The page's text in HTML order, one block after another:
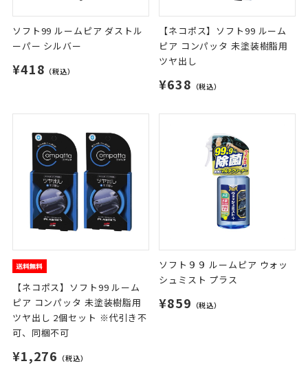
ソフト99 ルームピア ダストル
ーパー シルバー
¥418 （税込）
【ネコポス】ソフト99 ルーム
ピア コンパッタ 未塗装樹脂用
ツヤ出し
¥638 （税込）
【ネコポス】ソフト99 ルーム
ピア コンパッタ 未塗装樹脂用
ツヤ出し 2個セット ※代引き不
可、同梱不可
¥1,276 （税込）
ソフト９９ ルームピア ウォッ
シュミスト プラス
¥859 （税込）